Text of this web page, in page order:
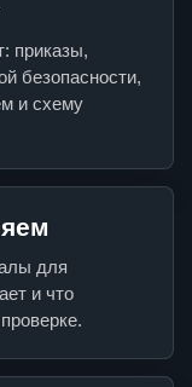
приказы,
безопасности,
и схему
для
и что